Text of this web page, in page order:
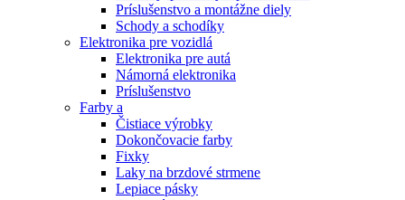
Príslušenstvo a montážne diely
Schody a schodíky
Elektronika pre vozidlá
Elektronika pre autá
Námorná elektronika
Príslušenstvo
Farby a
Čistiace výrobky
Dokončovacie farby
Fixky
Laky na brzdové strmene
Lepiace pásky